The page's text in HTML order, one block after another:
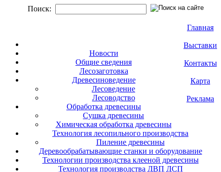
Поиск:
Главная
Выставки
Контакты
Карта
Реклама
Новости
Общие сведения
Лесозаготовка
Древесиноведение
Лесоведение
Лесоводство
Обработка древесины
Сушка древесины
Химическая обработка древесины
Технология лесопильного производства
Пиление древесины
Деревообрабатывающие станки и оборудование
Технологии производства клееной древесины
Технология производства ДВП ДСП